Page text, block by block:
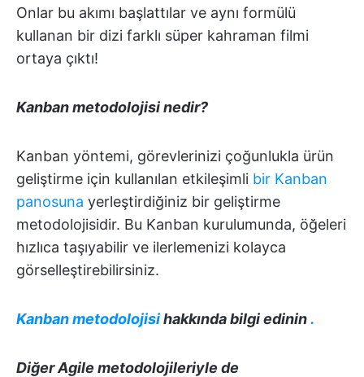
Onlar bu akımı başlattılar ve aynı formülü
kullanan bir dizi farklı süper kahraman filmi
ortaya çıktı!
Kanban metodolojisi nedir?
Kanban yöntemi, görevlerinizi çoğunlukla ürün
geliştirme için kullanılan etkileşimli bir Kanban
panosuna yerleştirdiğiniz bir geliştirme
metodolojisidir. Bu Kanban kurulumunda, öğeleri
hızlıca taşıyabilir ve ilerlemenizi kolayca
görselleştirebilirsiniz.
Kanban metodolojisihakkında bilgi edinin.
Diğer Agile metodolojileriyle de